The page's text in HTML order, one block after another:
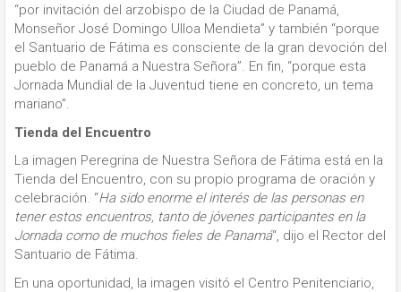
“por invitación del arzobispo de la Ciudad de Panamá,
Monseñor José Domingo Ulloa Mendieta” y también “porque
el Santuario de Fátima es consciente de la gran devoción del
pueblo de Panamá a Nuestra Señora”. En fin, “porque esta
Jornada Mundial de la Juventud tiene en concreto, un tema
mariano”.
Tienda del Encuentro
La imagen Peregrina de Nuestra Señora de Fátima está en la
Tienda del Encuentro, con su propio programa de oración y
celebración. “Ha sido enorme el interés de las personas en
tener estos encuentros, tanto de jóvenes participantes en la
Jornada como de muchos fieles de Panamá“, dijo el Rector del
Santuario de Fátima.
En una oportunidad, la imagen visitó el Centro Penitenciario,